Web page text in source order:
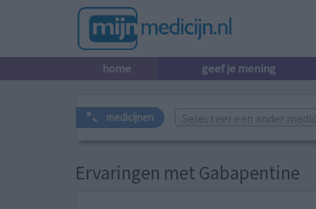
home geef je mening
medicijnen Selecteer een ander
Ervaringen met Gabapentine